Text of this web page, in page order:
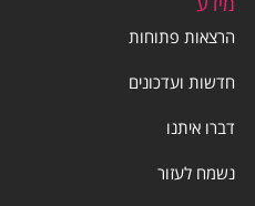
הרצאות פתוחות
חדשות ועדכונים
דברו איתנו
נשמח לעזור